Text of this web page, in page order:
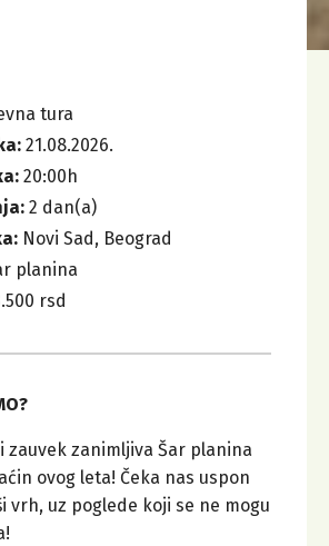
tura
21.08.2026.
20:00h
2 dan(a)
Novi Sad, Beograd
planina
rsd
zauvek zanimljiva Šar planina
ovog leta! Čeka nas uspon
vrh, uz poglede koji se ne mogu